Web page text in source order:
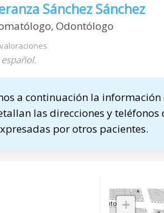
Sánchez Sánchez
Odontólogo
a continuación la información
las direcciones y
por otros pacientes.
+